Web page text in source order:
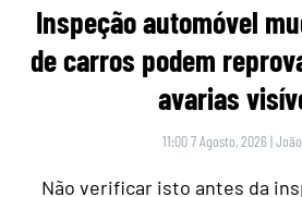
Inspeção automóvel
de carros podem
avarias
11:00 7 Agosto, 2026 |
Não verificar isto antes da